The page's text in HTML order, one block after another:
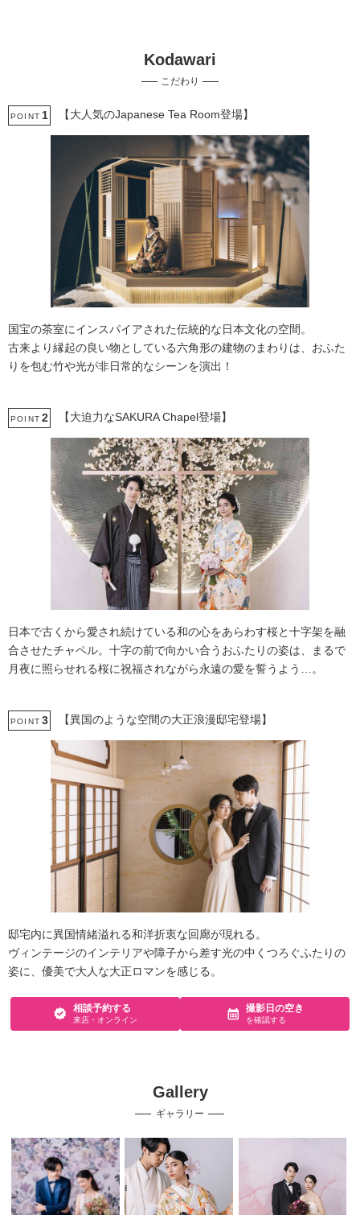
持ち込み衣装
撮影前の打ち合わせ
スタジオでの撮影
衣装の試着
ヘアメイクリハーサル
3万円以下のプラン
Kodawari
こだわり
POINT 1 【大人気のJapanese Tea Room登場】
国宝の茶室にインスパイアされた伝統的な日本文化の空間。
古来より縁起の良い物としている六角形の建物のまわりは、おふた
りを包む竹や光が非日常的なシーンを演出！
POINT 2 【大迫力なSAKURA Chapel登場】
日本で古くから愛され続けている和の心をあらわす桜と十字架を融
合させたチャペル。十字の前で向かい合うおふたりの姿は、まるで
月夜に照らせれる桜に祝福されながら永遠の愛を誓うよう…。
POINT 3 【異国のような空間の大正浪漫邸宅登場】
邸宅内に異国情緒溢れる和洋折衷な回廊が現れる。
ヴィンテージのインテリアや障子から差す光の中くつろぐふたりの
姿に、優美で大人な大正ロマンを感じる。
相談予約する
来店・オンライン
撮影日の空き
を確認する
Gallery
ギャラリー